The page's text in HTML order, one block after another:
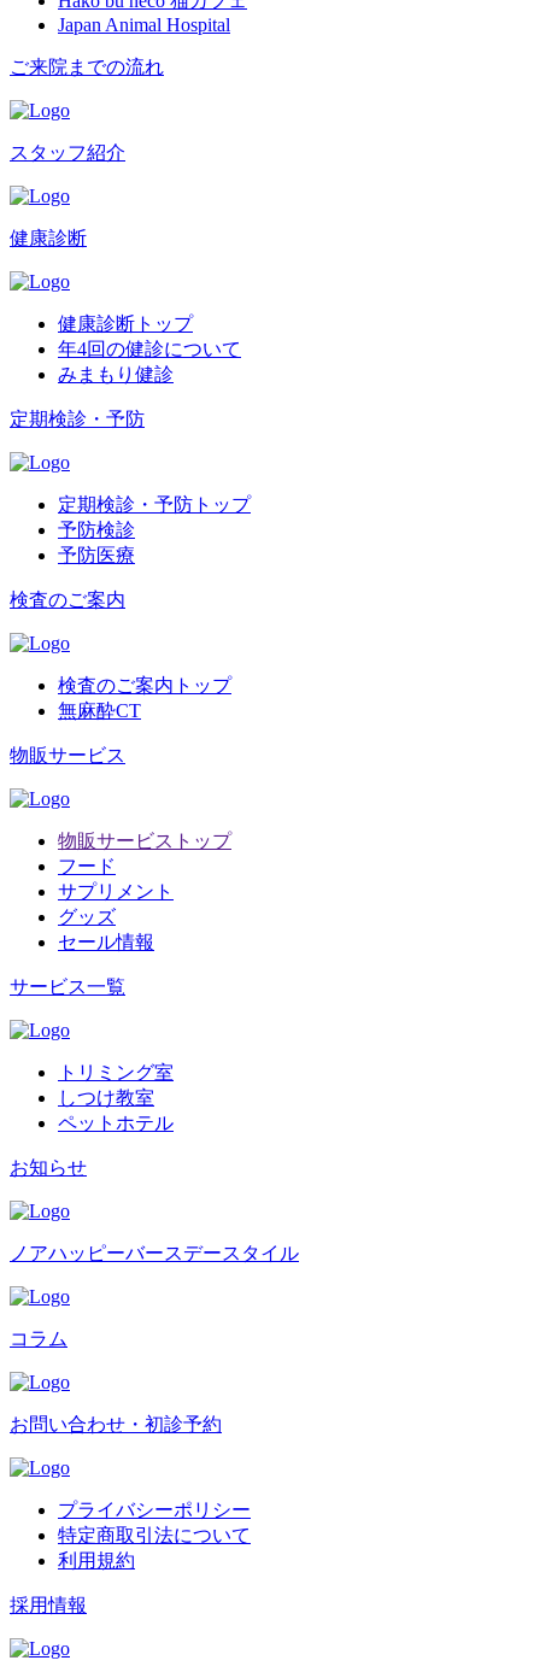
Japan Animal Hospital
ご来院までの流れ
スタッフ紹介
健康診断
健康診断トップ
年4回の健診について
みまもり健診
定期検診・予防
定期検診・予防トップ
予防検診
予防医療
検査のご案内
検査のご案内トップ
無麻酔CT
物販サービス
物販サービストップ
フード
サプリメント
グッズ
セール情報
サービス一覧
トリミング室
しつけ教室
ペットホテル
お知らせ
ノアハッピーバースデースタイル
コラム
お問い合わせ・初診予約
プライバシーポリシー
特定商取引法について
利用規約
採用情報